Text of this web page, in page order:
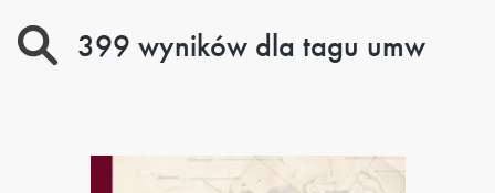
399 wyników dla tagu umw